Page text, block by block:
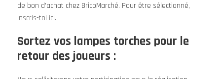
de bon d’achat chez BricoMarché. Pour être sélectionné,
inscris-toi ici.
Sortez vos lampes torches pour le
retour des joueurs :